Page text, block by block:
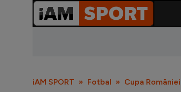
iAM SPORT Fotbal Cupa României